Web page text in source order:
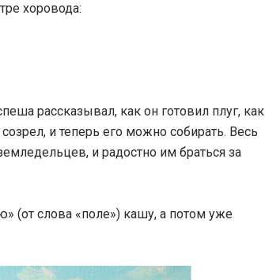
хоровода:
рассказывал, как он готовил плуг, как
и теперь его можно собирать. Весь
и радостно им браться за
(от слова «поле») кашу, а потом уже